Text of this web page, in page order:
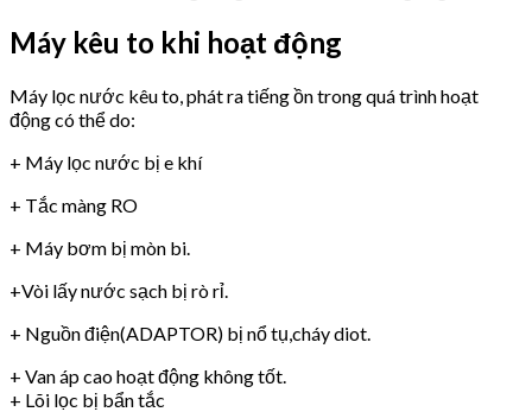
Máy kêu to khi hoạt động
Máy lọc nước kêu to, phát ra tiếng ồn trong quá trình hoạt
động có thể do:
+ Máy lọc nước bị e khí
+ Tắc màng RO
+ Máy bơm bị mòn bi.
+Vòi lấy nước sạch bị rò rỉ.
+ Nguồn điện(ADAPTOR) bị nổ tụ,cháy diot.
+ Van áp cao hoạt động không tốt.
+ Lõi lọc bị bẩn tắc